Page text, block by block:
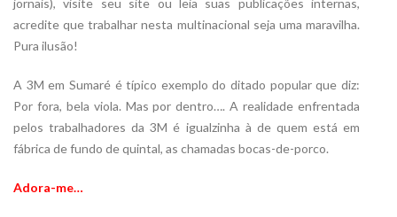
acredite que trabalhar nesta multinacional seja uma maravilha.
Pura ilusão!
A 3M em Sumaré é típico exemplo do ditado popular que diz:
Por fora, bela viola. Mas por dentro…. A realidade enfrentada
pelos trabalhadores da 3M é igualzinha à de quem está em
fábrica de fundo de quintal, as chamadas bocas-de-porco.
Adora-me…